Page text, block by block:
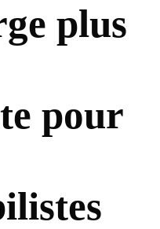
plus
pour